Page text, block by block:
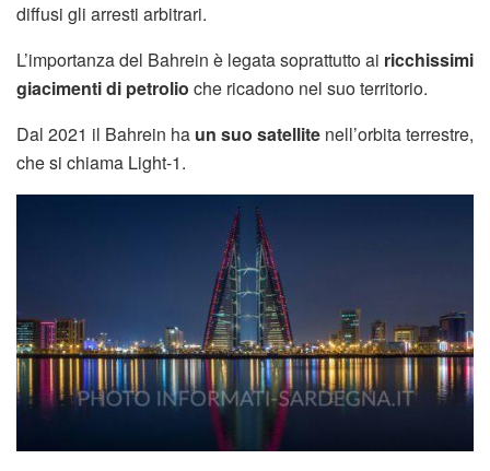
diffusi gli arresti arbitrari.
L’importanza del Bahrein è legata soprattutto ai ricchissimi
giacimenti di petrolio che ricadono nel suo territorio.
Dal 2021 il Bahrein ha un suo satellite nell’orbita terrestre,
che si chiama Light-1.